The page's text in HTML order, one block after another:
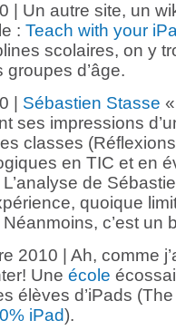
| Un autre site, un
: Teach with your
scolaires, on y
d’âge.
| Sébastien Stasse
ses impressions
classes
en TIC et en
L’analyse de
quoique
c’est un
2010 | Ah, comme
Une école
élèves d’iPads
iPad).